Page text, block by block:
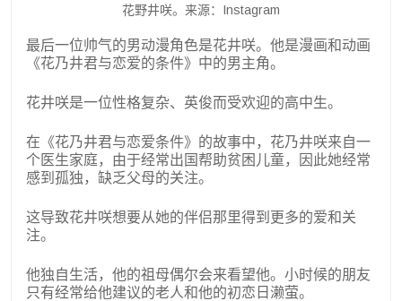
花野井咲。来源：Instagram
最后一位帅气的男动漫角色是花井咲。他是漫画和动画
《花乃井君与恋爱的条件》中的男主角。
花井咲是一位性格复杂、英俊而受欢迎的高中生。
在《花乃井君与恋爱条件》的故事中，花乃井咲来自一
个医生家庭，由于经常出国帮助贫困儿童，因此她经常
感到孤独，缺乏父母的关注。
这导致花井咲想要从她的伴侣那里得到更多的爱和关
注。
他独自生活，他的祖母偶尔会来看望他。小时候的朋友
只有经常给他建议的老人和他的初恋日濑萤。